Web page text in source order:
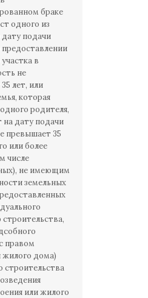
браке
одного из
подачи
предоставлении
в
не
лет, или
которая
родителя,
на дату подачи
превышает 35
или более
числе
не имеющим
земельных
правом
жилого дома)
строительства
или жилого